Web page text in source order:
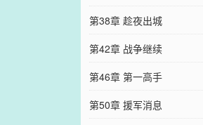
第38章 趁夜出城
第42章 战争继续
第46章 第一高手
第50章 援军消息